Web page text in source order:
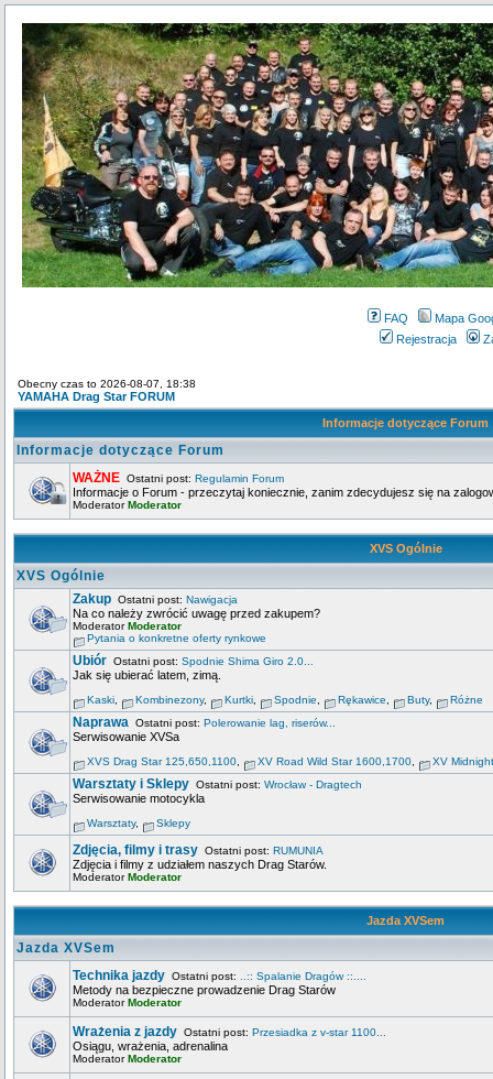
FAQ
Mapa
Rejestracja
Obecny czas to 2026-08-07, 18:38
YAMAHA Drag Star FORUM
Informacje dotyczące Forum
Informacje dotyczące Forum
WAŻNE Ostatni post: Regulamin Forum
Informacje o Forum - przeczytaj koniecznie, zanim zdecydujesz się na
ModeratorModerator
XVS Ogólnie
XVS Ogólnie
Zakup Ostatni post: Nawigacja
Na co należy zwrócić uwagę przed zakupem?
ModeratorModerator
Pytania o konkretne oferty rynkowe
Ubiór Ostatni post: Spodnie Shima Giro 2.0...
Jak się ubierać latem, zimą.
Kaski Kombinezony, Kurtki Spodnie Rękawice Buty, Różne
Naprawa Ostatni post: Polerowanie lag, riserów...
Serwisowanie XVSa
XVS Drag Star 125,650,1100 XV Road Wild Star 1600,1700 XV
Warsztaty i Sklepy Ostatni post: Wrocław - Dragtech
Serwisowanie motocykla
Warsztaty, Sklepy
Zdjęcia, filmy i trasy Ostatni post: RUMUNIA
Zdjęcia i filmy z udziałem naszych Drag Starów.
ModeratorModerator
Jazda XVSem
Jazda XVSem
Technika jazdy Ostatni post: ..:: Spalanie Dragów ::....
Metody na bezpieczne prowadzenie Drag Starów
ModeratorModerator
Wrażenia z jazdy Ostatni post: Przesiadka z v-star 1100...
Osiągu, wrażenia, adrenalina
ModeratorModerator